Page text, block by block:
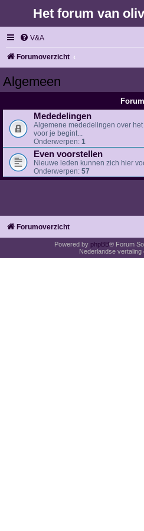
Het forum van
V&A
Forumoverzicht
Algemeen
Forum
Mededelingen
Algemene mededelingen over
voor je begint...
Onderwerpen: 1
Even voorstellen
Nieuwe leden kunnen zich hier
Onderwerpen: 57
Forumoverzicht
Powered by phpBB® Forum
Nederlandse vertaling